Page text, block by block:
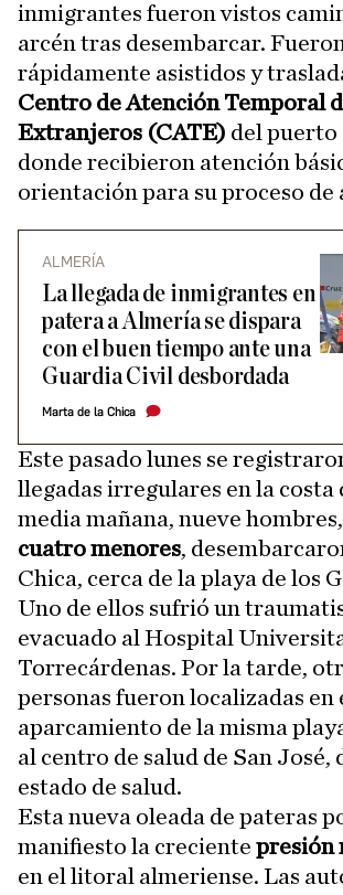
inmigrantes fueron vistos
arcén tras desembarcar. Fueron
rápidamente asistidos y
Centro de Atención Temporal
Extranjeros (CATE) del puerto
donde recibieron atención
orientación para su proceso de
ALMERÍA
La llegada de inmigrantes en
patera a Almería se dispara
con el buen tiempo ante una
Guardia Civil desbordada
Marta de la Chica
Este pasado lunes se
llegadas irregulares en la costa
media mañana, nueve
cuatro menores,
Chica, cerca de la playa de los
Uno de ellos sufrió un
evacuado al Hospital
Torrecárdenas. Por la tarde,
personas fueron localizadas en
aparcamiento de la misma
al centro de salud de San José,
estado de salud.
Esta nueva oleada de pateras
manifiesto la creciente presión
en el litoral almeriense. Las